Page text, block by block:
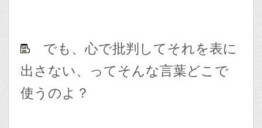
でも、心で批判してそれを表に
出さない、ってそんな言葉どこで
使うのよ？